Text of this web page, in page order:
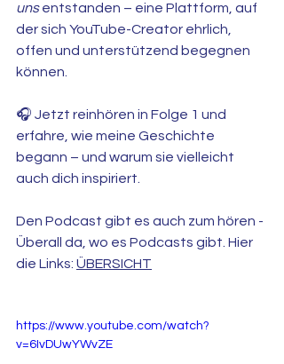
uns entstanden – eine Plattform, auf
der sich YouTube-Creator ehrlich,
offen und unterstützend begegnen
können.
🎧 Jetzt reinhören in Folge 1 und
erfahre, wie meine Geschichte
begann – und warum sie vielleicht
auch dich inspiriert.
Den Podcast gibt es auch zum hören -
Überall da, wo es Podcasts gibt. Hier
die Links: ÜBERSICHT
https://www.youtube.com/watch?
v=6IvDUwYWvZE